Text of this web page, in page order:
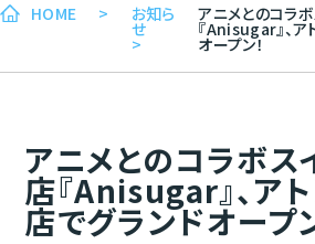
HOME > お知ら
せ
>
アニメとのコラ
『Anisugar』、
オープン！
アニメとのコラボス
店『Anisugar』、ア
店でグランドオープ